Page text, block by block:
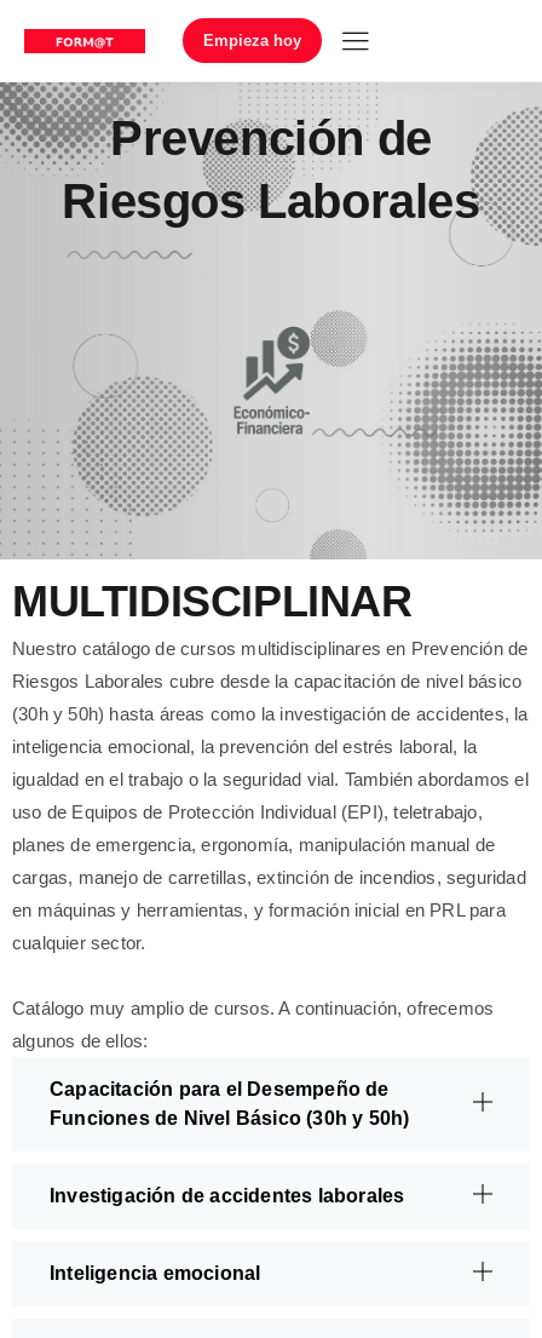
Empieza hoy
Prevención de
Riesgos Laborales
MULTIDISCIPLINAR
Nuestro catálogo de cursos multidisciplinares en Prevención de
Riesgos Laborales cubre desde la capacitación de nivel básico
(30h y 50h) hasta áreas como la investigación de accidentes, la
inteligencia emocional, la prevención del estrés laboral, la
igualdad en el trabajo o la seguridad vial. También abordamos el
uso de Equipos de Protección Individual (EPI), teletrabajo,
planes de emergencia, ergonomía, manipulación manual de
cargas, manejo de carretillas, extinción de incendios, seguridad
en máquinas y herramientas, y formación inicial en PRL para
cualquier sector.
Catálogo muy amplio de cursos. A continuación, ofrecemos
algunos de ellos:
Capacitación para el Desempeño de
Funciones de Nivel Básico (30h y 50h)
Investigación de accidentes laborales
Inteligencia emocional